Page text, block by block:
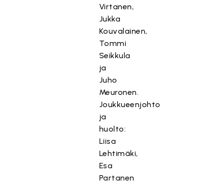
Virtanen,
Jukka
Kouvalainen,
Tommi
Seikkula
ja
Juho
Meuronen.
Joukkueenjohto
ja
huolto:
Liisa
Lehtimäki,
Esa
Partanen